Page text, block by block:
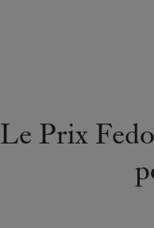
Le Prix